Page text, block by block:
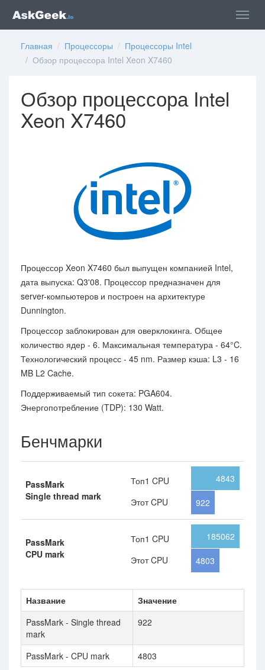
Главная / Процессоры / Процессоры Intel
/ Обзор процессора Intel Xeon X7460
Обзор процессора Intel
Xeon X7460
Процессор Xeon X7460 был выпущен компанией Intel,
дата выпуска: Q3'08. Процессор предназначен для
server-компьютеров и построен на архитектуре
Dunnington.
Процессор заблокирован для оверклокинга. Общее
количество ядер - 6. Максимальная температура - 64°C.
Технологический процесс - 45 nm. Размер кэша: L3 - 16
MB L2 Cache.
Поддерживаемый тип сокета: PGA604.
Энергопотребление (TDP): 130 Watt.
Бенчмарки
PassMark
Single thread mark
Топ1 CPU
Этот CPU
4843
922
PassMark
CPU mark
Топ1 CPU
Этот CPU
185062
4803
Название
Значение
PassMark - Single thread
mark
922
PassMark - CPU mark 4803